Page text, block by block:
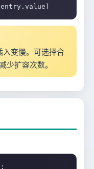
入变慢。可选择合
少扩容次数。